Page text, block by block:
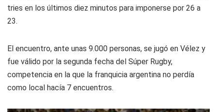
tries en los últimos diez minutos para imponerse por 26 a
23.
El encuentro, ante unas 9.000 personas, se jugó en Vélez y
fue válido por la segunda fecha del Súper Rugby,
competencia en la que la franquicia argentina no perdía
como local hacía 7 encuentros.